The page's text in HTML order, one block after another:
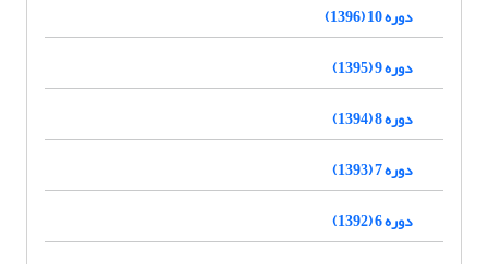
دوره 10 (1396)
دوره 9 (1395)
دوره 8 (1394)
دوره 7 (1393)
دوره 6 (1392)